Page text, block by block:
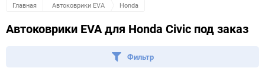
Главная Автоковрики EVA Honda
Автоковрики EVA для Honda Civic под заказ
Фильтр